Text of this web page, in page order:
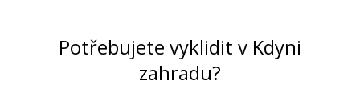
Potřebujete vyklidit v Kdyni
zahradu?